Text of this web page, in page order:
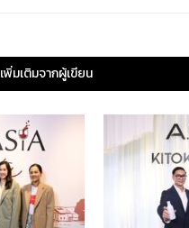
เพิ่มเติมจากผู้เขียน